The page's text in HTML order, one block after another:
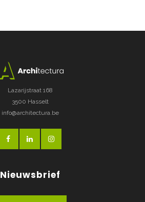
Lazarijstraat 168
3500 Hasselt
info@architectura.be
Nieuwsbrief